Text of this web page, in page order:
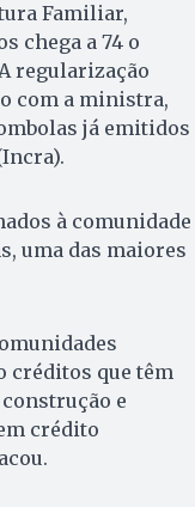
Familiar,
chega a 74 o
regularização
com a ministra,
já emitidos
à comunidade
uma das maiores
créditos que têm
e
crédito